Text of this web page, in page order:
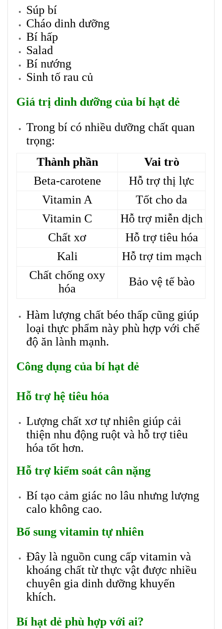
Súp bí
Cháo dinh dưỡng
Bí hấp
Salad
Bí nướng
Sinh tố rau củ
Giá trị dinh dưỡng của bí hạt dẻ
Trong bí có nhiều dưỡng chất quan
trọng:
Thành phần
Vai trò
Beta-carotene
Hỗ trợ thị lực
Vitamin A
Tốt cho da
Vitamin C
Hỗ trợ miễn dịch
Chất xơ
Hỗ trợ tiêu hóa
Kali
Hỗ trợ tim mạch
Chất chống oxy
hóa
Bảo vệ tế bào
Hàm lượng chất béo thấp cũng giúp
loại thực phẩm này phù hợp với chế
độ ăn lành mạnh.
Công dụng của bí hạt dẻ
Hỗ trợ hệ tiêu hóa
Lượng chất xơ tự nhiên giúp cải
thiện nhu động ruột và hỗ trợ tiêu
hóa tốt hơn.
Hỗ trợ kiểm soát cân nặng
Bí tạo cảm giác no lâu nhưng lượng
calo không cao.
Bổ sung vitamin tự nhiên
Đây là nguồn cung cấp vitamin và
khoáng chất từ thực vật được nhiều
chuyên gia dinh dưỡng khuyến
khích.
Bí hạt dẻ phù hợp với ai?